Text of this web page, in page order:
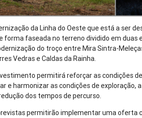
da Linha do Oeste que está a ser
forma faseada no terreno dividido em duas
do troço entre Mira Sintra-
Vedras e Caldas da Rainha.
permitirá reforçar as condições
e harmonizar as condições de exploração,
dos tempos de percurso.
permitirão implementar uma oferta